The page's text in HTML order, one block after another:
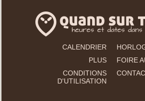
CALENDRIER
PLUS
FOIRE
CONDITIONS
D'UTILISATION